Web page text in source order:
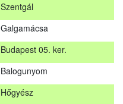
Szentgál
Galgamácsa
Budapest 05. ker.
Balogunyom
Hőgyész
Tiszanána
Almamellék
Felsőtárkány
Baranyajenő
Arló